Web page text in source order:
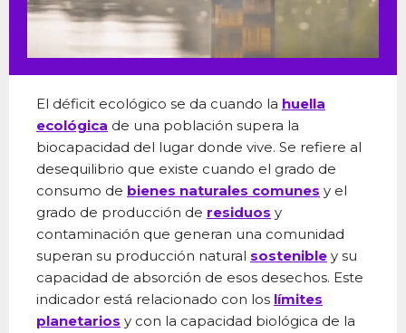
El déficit ecológico se da cuando la huella
ecológica de una población supera la
biocapacidad del lugar donde vive. Se refiere al
desequilibrio que existe cuando el grado de
consumo de bienes naturales comunes y el
grado de producción de residuos y
contaminación que generan una comunidad
superan su producción natural sostenible y su
capacidad de absorción de esos desechos. Este
indicador está relacionado con los límites
planetarios y con la capacidad biológica de la